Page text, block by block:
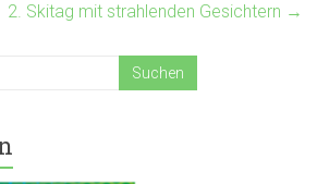
2. Skitag mit strahlenden Gesichtern →